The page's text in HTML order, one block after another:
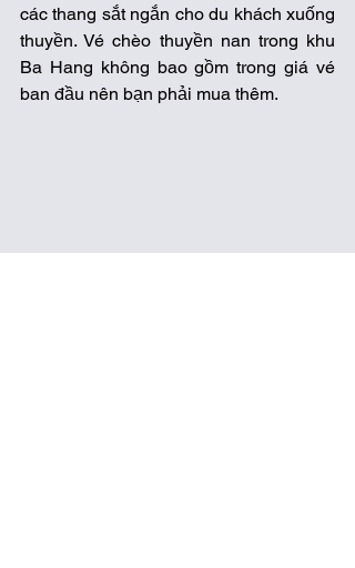
các thang sắt ngắn cho du khách xuống
thuyền. Vé chèo thuyền nan trong khu
Ba Hang không bao gồm trong giá vé
ban đầu nên bạn phải mua thêm.